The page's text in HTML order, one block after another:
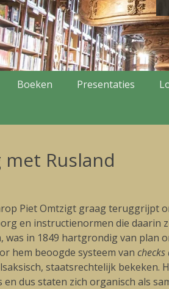
Boeken Presentaties
Rusland
Piet Omtzigt graag teruggrijpt
en instructienormen die daarin
was in 1849 hartgrondig van
hem beoogde systeem van
staatsrechtelijk
dus staten zich organisch als